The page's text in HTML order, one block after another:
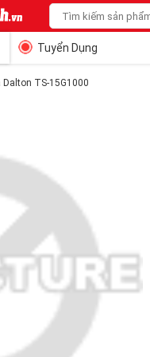
Tuyển Dụng
Dalton TS-15G1000